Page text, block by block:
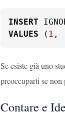
INSERT
VALUES ( 1 ,
Se esiste già uno
preoccuparti se
Contare e